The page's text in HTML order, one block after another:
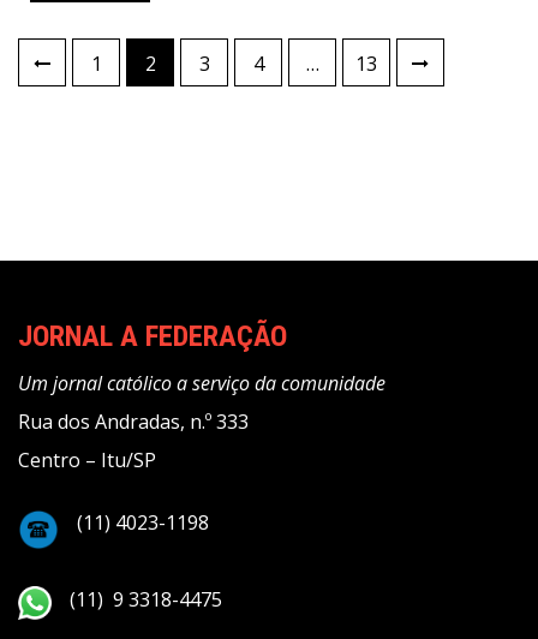
Paginação
de
1 2 3 4 … 13
JORNAL A FEDERAÇÃO
Um jornal católico a serviço da comunidade
Rua dos Andradas, n.º 333
Centro – Itu/SP
(11) 4023-1198
(11) 9 3318-4475